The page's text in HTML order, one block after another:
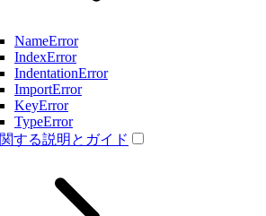
NameError
IndexError
IndentationError
ImportError
KeyError
TypeError
する説明とガイド